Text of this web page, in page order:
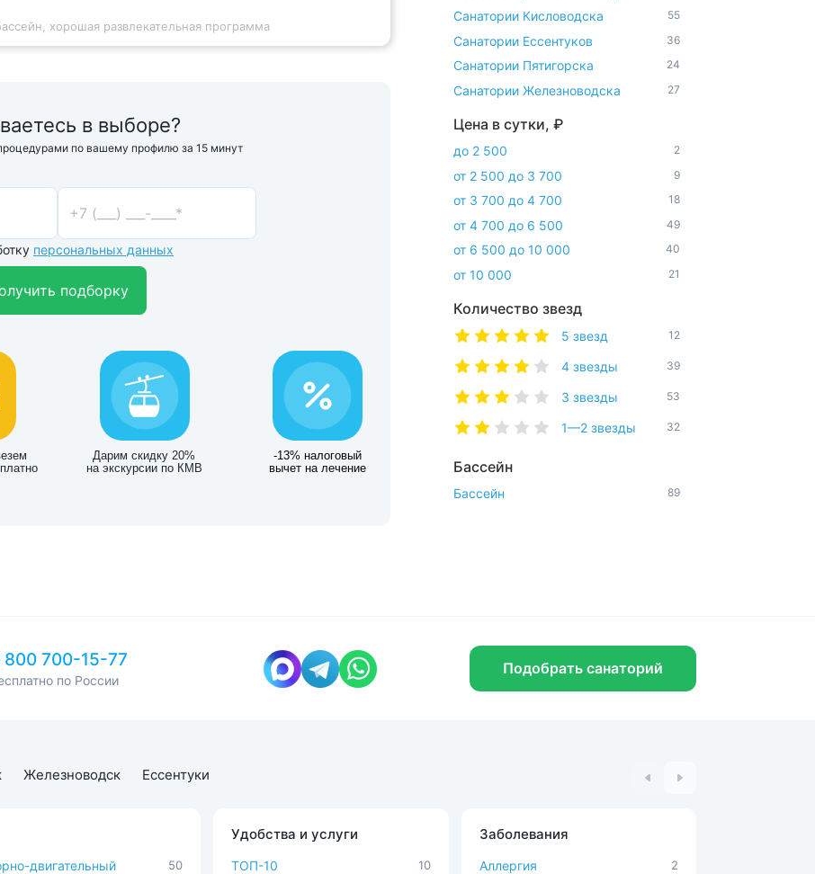
хорошая развлекательная программа
в выборе?
по вашему профилю за 15 минут
персональных данных
подборку
Дарим скидку 20%
на экскурсии по КМВ
-13% налоговый
вычет на лечение
Санатории Кисловодска 55
Санатории Ессентуков 36
Санатории Пятигорска 24
Санатории Железноводска 27
Цена в сутки, ₽
до 2 500 2
от 2 500 до 3 700 9
от 3 700 до 4 700 18
от 4 700 до 6 500 49
от 6 500 до 10 000 40
от 10 000 21
Количество звезд
5 звезд 12
4 звезды 39
3 звезды 53
1—2 звезды 32
Бассейн
Бассейн 89
Бювет
Шведский стол
119
Диетическое питание
800 700-15-77
по России
Подобрать санаторий
Железноводск Ессентуки
двигательный
50
Удобства и услуги
ТОП-10 10
Заболевания
Аллергия 2